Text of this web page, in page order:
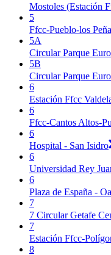
Mostoles (Estación
5
Ffcc-Pueblo-los
5A
Circular Parque
5B
Circular Parque
6
Estación Ffcc
6
Ffcc-Cantos Altos-
6
Hospital - San Isidro
6
Universidad Rey
6
Plaza de España -
7
7 Circular Getafe
7
Estación Ffcc-
8